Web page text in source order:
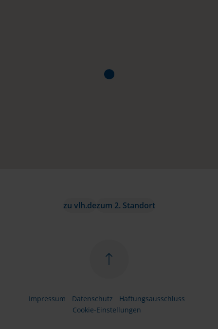
zu vlh.dezum 2. Standort
Impressum Datenschutz
Haftungsausschluss
Cookie-Einstellungen